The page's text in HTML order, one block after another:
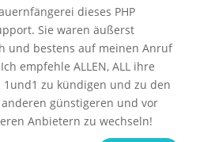
dieses PHP
Sie waren äußerst
und bestens auf meinen Anruf
empfehle ALLEN, ALL ihre
1und1 zu kündigen und zu den
günstigeren und vor
Anbietern zu wechseln!